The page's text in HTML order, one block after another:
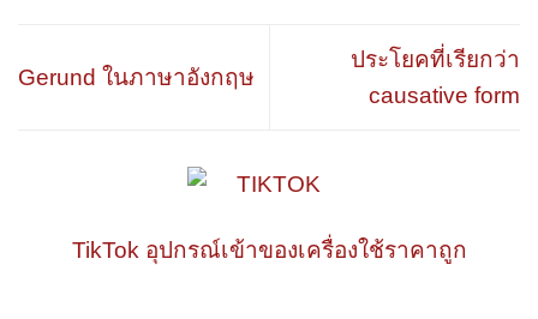
Gerund ในภาษาอังกฤษ
ประโยคที่เรียกว่า
causative form
TikTok อุปกรณ์เข้าของเครื่องใช้ราคาถูก